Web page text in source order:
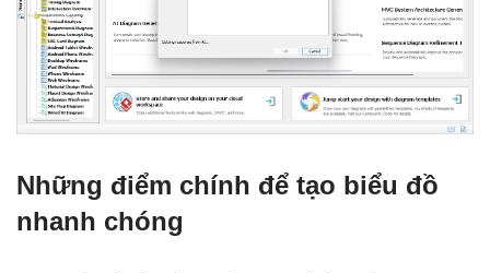
Những điểm chính để tạo biểu đồ
nhanh chóng